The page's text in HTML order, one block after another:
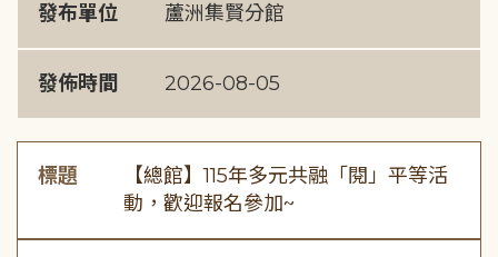
發布單位 蘆洲集賢分館
發佈時間 2026-08-05
標題
【總館】115年多元共融「閱」平等活
動，歡迎報名參加~